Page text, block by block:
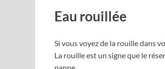
Eau rouillée
Si vous voyez de la rouille dans
La rouille est un signe que le